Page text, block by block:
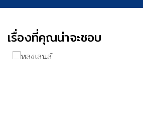
เรื่องที่คุณน่าจะชอบ